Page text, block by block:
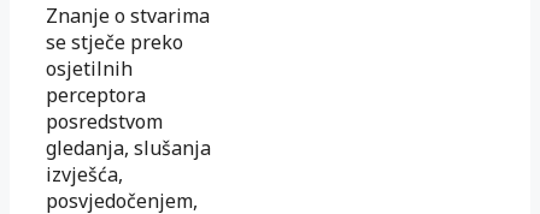
Znanje o stvarima
se stječe preko
osjetilnih
perceptora
posredstvom
gledanja, slušanja
izvješća,
posvjedočenjem,